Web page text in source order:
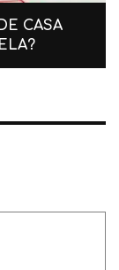
CASA